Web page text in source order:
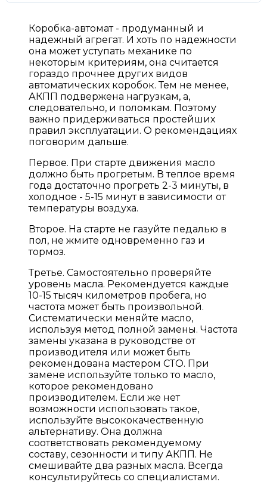
Коробка-автомат - продуманный и
надежный агрегат. И хоть по надежности
она может уступать механике по
некоторым критериям, она считается
гораздо прочнее других видов
автоматических коробок. Тем не менее,
АКПП подвержена нагрузкам, а,
следовательно, и поломкам. Поэтому
важно придерживаться простейших
правил эксплуатации. О рекомендациях
поговорим дальше.
Первое. При старте движения масло
должно быть прогретым. В теплое время
года достаточно прогреть 2-3 минуты, в
холодное - 5-15 минут в зависимости от
температуры воздуха.
Второе. На старте не газуйте педалью в
пол, не жмите одновременно газ и
тормоз.
Третье. Самостоятельно проверяйте
уровень масла. Рекомендуется каждые
10-15 тысяч километров пробега, но
частота может быть произвольной.
Систематически меняйте масло,
используя метод полной замены. Частота
замены указана в руководстве от
производителя или может быть
рекомендована мастером СТО. При
замене используйте только то масло,
которое рекомендовано
производителем. Если же нет
возможности использовать такое,
используйте высококачественную
альтернативу. Она должна
соответствовать рекомендуемому
составу, сезонности и типу АКПП. Не
смешивайте два разных масла. Всегда
консультируйтесь со специалистами.